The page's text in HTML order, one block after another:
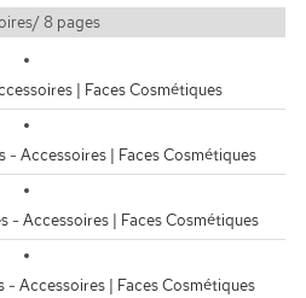
8 pages
| Faces Cosmétiques
- Accessoires | Faces Cosmétiques
- Accessoires | Faces Cosmétiques
- Accessoires | Faces Cosmétiques